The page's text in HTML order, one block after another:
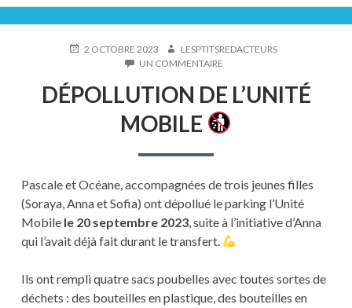
PUBLIÉ2 OCTOBRE 2023 AUTEUR
LESPTITSREDACTEURS
UN COMMENTAIRESUR
DE
L’UNITÉ
MOBILE
DÉPOLLUTION DE L’UNITÉ
MOBILE
Pascale et Océane, accompagnées de trois jeunes filles
(Soraya, Anna et Sofia) ont dépollué le parking l’Unité
Mobile le 20 septembre 2023, suite à l’initiative d’Anna
qui l’avait déjà fait durant le transfert.
Ils ont rempli quatre sacs poubelles avec toutes sortes de
déchets : des bouteilles en plastique, des bouteilles en